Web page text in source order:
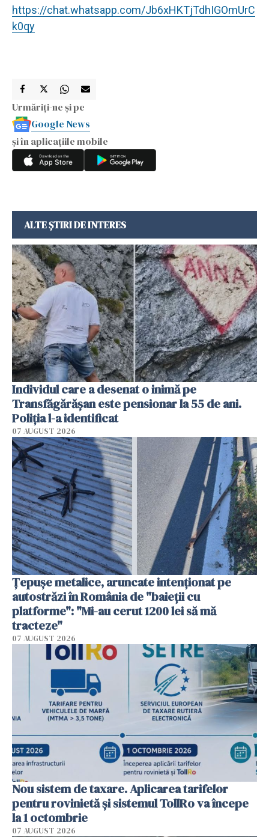
https://chat.whatsapp.com/Jb6xHKTjTdhIGOmUrC
k0qy
Urmăriți-ne și pe
Google News
și în aplicațiile mobile
ALTE ȘTIRI DE INTERES
Individul care a desenat o inimă pe
Transfăgărășan este pensionar la 55 de ani.
Poliția l-a identificat
07 AUGUST 2026
Țepușe metalice, aruncate intenționat pe
autostrăzi în România de "baieții cu
platforme": "Mi-au cerut 1200 lei să mă
tracteze"
07 AUGUST 2026
Nou sistem de taxare. Aplicarea tarifelor
pentru rovinietă şi sistemul TollRo va începe
la 1 octombrie
07 AUGUST 2026